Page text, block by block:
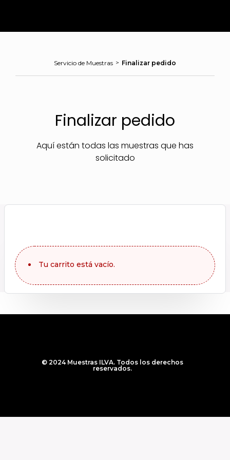
Servicio de Muestras > Finalizar pedido
Finalizar pedido
Aquí están todas las muestras que has
solicitado
Tu carrito está vacío.
© 2024 Muestras ILVA. Todos los derechos
reservados.